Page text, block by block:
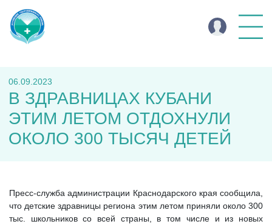
06.09.2023
В ЗДРАВНИЦАХ КУБАНИ
ЭТИМ ЛЕТОМ ОТДОХНУЛИ
ОКОЛО 300 ТЫСЯЧ ДЕТЕЙ
Пресс-служба администрации Краснодарского края сообщила,
что детские здравницы региона этим летом приняли около 300
тыс. школьников со всей страны, в том числе и из новых